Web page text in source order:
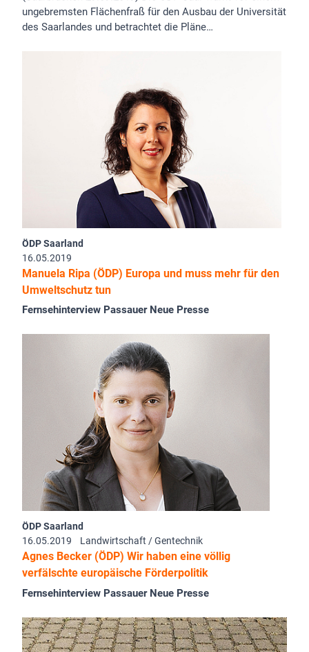
ungebremsten Flächenfraß für den Ausbau der Universität
des Saarlandes und betrachtet die Pläne…
ÖDP Saarland
16.05.2019
Manuela Ripa (ÖDP) Europa und muss mehr für den
Umweltschutz tun
Fernsehinterview Passauer Neue Presse
ÖDP Saarland
16.05.2019
Landwirtschaft / Gentechnik
Agnes Becker (ÖDP) Wir haben eine völlig
verfälschte europäische Förderpolitik
Fernsehinterview Passauer Neue Presse